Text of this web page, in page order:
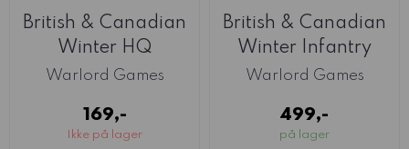
British & Canadian
Winter HQ
(Warlord)
Warlord Games
169,-
Ikke på lager
British & Canadian
Winter Infantry
Platoon ...
Warlord Games
499,-
på lager